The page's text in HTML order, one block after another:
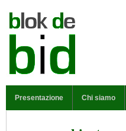
Presentazione Chi siamo